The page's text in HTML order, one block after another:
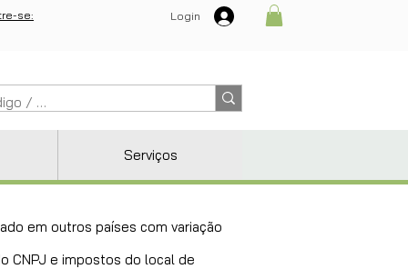
se: Login
Serviços
em outros países com variação
CNPJ e impostos do local de